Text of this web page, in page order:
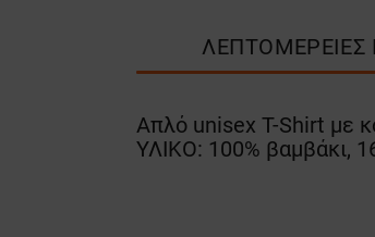
Απλό unisex T-Shirt με
ΥΛΙΚΟ: 100% βαμβάκι,